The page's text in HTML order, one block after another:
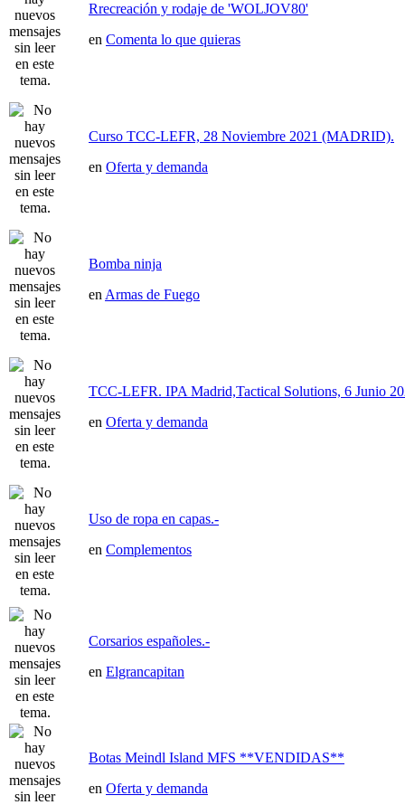
Rrecreación y rodaje de 'WOLJOV80'
en Comenta lo que quieras
Curso TCC-LEFR, 28 Noviembre 2021 (MADRID).
en Oferta y demanda
Bomba ninja
en Armas de Fuego
TCC-LEFR. IPA Madrid,Tactical Solutions, 6 Junio
en Oferta y demanda
Uso de ropa en capas.-
en Complementos
Corsarios españoles.-
en Elgrancapitan
Botas Meindl Island MFS **VENDIDAS**
en Oferta y demanda